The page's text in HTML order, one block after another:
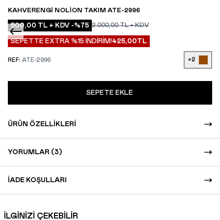
KAHVERENGI NOLION TAKIM ATE-2996
500,00 TL + KDV -%75 2.000,00TL + KDV
SEPETTE EXTRA %15 İNDİRİM!425,00TL
REF: ATE-2996 +2
SEPETE EKLE
ÜRÜN ÖZELLIKLERI
YORUMLAR (3)
İADE KOŞULLARI
İLGİNİZİ ÇEKEBİLİR